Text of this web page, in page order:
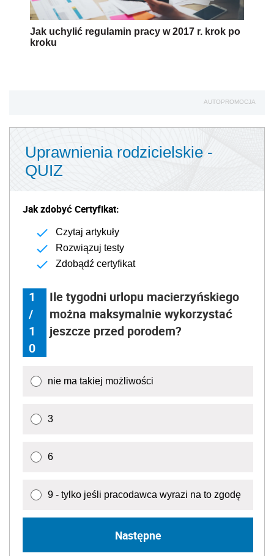
Jak uchylić regulamin pracy w 2017 r. krok po
kroku
AUTOPROMOCJA
Uprawnienia rodzicielskie -
QUIZ
Jak zdobyć Certyfikat:
Czytaj artykuły
Rozwiązuj testy
Zdobądź certyfikat
1
/
1
0
Ile tygodni urlopu macierzyńskiego
można maksymalnie wykorzystać
jeszcze przed porodem?
nie ma takiej możliwości
3
6
9 - tylko jeśli pracodawca wyrazi na to zgodę
Następne